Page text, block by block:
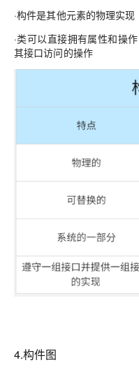
·构件是其他元素的物理实现
·类可以直接拥有属性和操
其接口访问的操作
4.构件图